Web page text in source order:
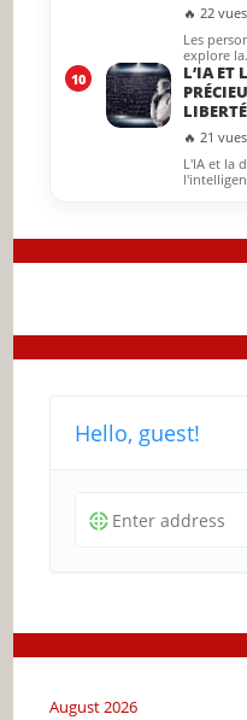
🔥 22
Les
explore
10
L’IA ET
🔥 21
L'IA et la
Hello, guest!
August 2026